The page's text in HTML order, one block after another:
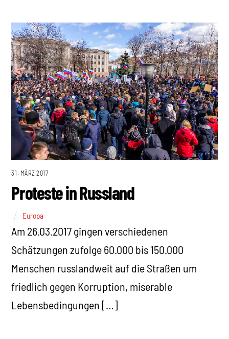
31. MÄRZ 2017
Proteste in Russland
Europa
Am 26.03.2017 gingen verschiedenen
Schätzungen zufolge 60.000 bis 150.000
Menschen russlandweit auf die Straßen um
friedlich gegen Korruption, miserable
Lebensbedingungen […]